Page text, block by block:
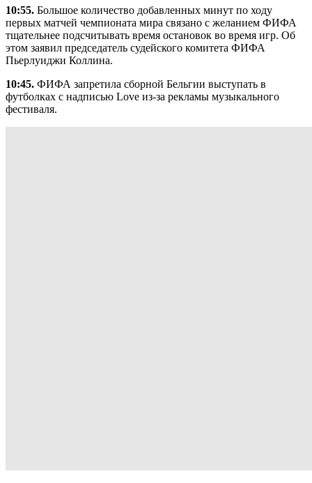
10:55. Большое количество добавленных минут по ходу
первых матчей чемпионата мира связано с желанием ФИФА
тщательнее подсчитывать время остановок во время игр. Об
этом заявил председатель судейского комитета ФИФА
Пьерлуиджи Коллина.
10:45. ФИФА запретила сборной Бельгии выступать в
футболках с надписью Love из-за рекламы музыкального
фестиваля.